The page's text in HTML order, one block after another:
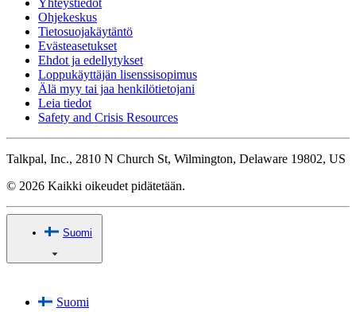
Ohjekeskus
Tietosuojakäytäntö
Evästeasetukset
Ehdot ja edellytykset
Loppukäyttäjän lisenssisopimus
Älä myy tai jaa henkilötietojani
Leia tiedot
Safety and Crisis Resources
Talkpal, Inc., 2810 N Church St, Wilmington, Delaware 19802, US
© 2026 Kaikki oikeudet pidätetään.
Suomi
Suomi